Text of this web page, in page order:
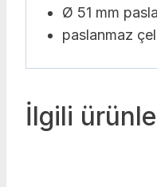
Ø 51 mm
paslanmaz
İlgili